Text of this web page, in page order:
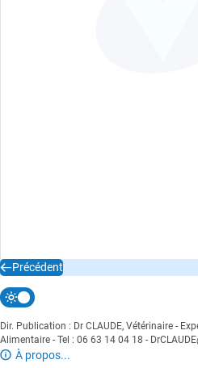
Précédent
Dir. Publication : Dr CLAUDE, Vétérinaire -
Alimentaire - Tel : 06 63 14 04 18 -
À propos...